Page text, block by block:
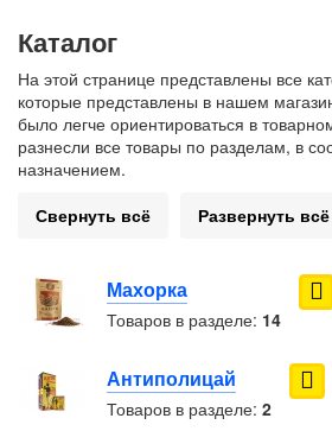
Каталог
На этой странице представлены все
которые представлены в нашем
было легче ориентироваться в
разнесли все товары по разделам, в
назначением.
Свернуть всё
Развернуть всё
Махорка
Товаров в разделе: 14
Антиполицай
Товаров в разделе: 2